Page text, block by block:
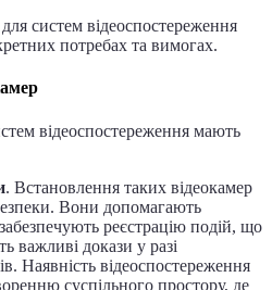
систем відеоспостереження
потребах та вимогах.
відеоспостереження мають
. Встановлення таких відеокамер
Вони допомагають
реєстрацію подій, що
важливі докази у разі
Наявність відеоспостереження
суспільного простору, де